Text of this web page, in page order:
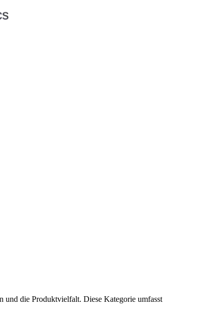
und die Produktvielfalt. Diese Kategorie umfasst